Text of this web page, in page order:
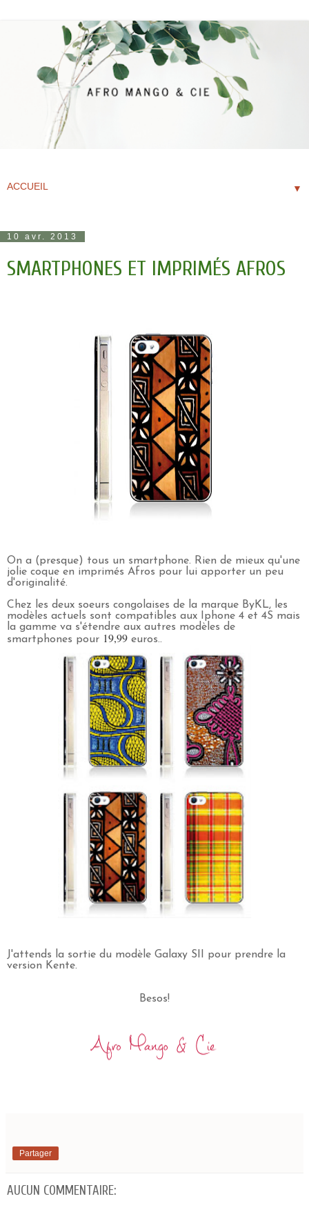
▼
10 avr. 2013
SMARTPHONES ET IMPRIMÉS AFROS
On a (presque) tous un smartphone. Rien de mieux qu'une
jolie coque en imprimés Afros pour lui apporter un peu
d'originalité.
Chez les deux soeurs congolaises de la marque ByKL, les
modèles actuels sont compatibles aux Iphone 4 et 4S mais
la gamme va s'étendre aux autres modèles de
smartphones pour 19,99 euros..
J'attends la sortie du modèle Galaxy SII pour prendre la
version Kente.
Besos!
Partager
AUCUN COMMENTAIRE: